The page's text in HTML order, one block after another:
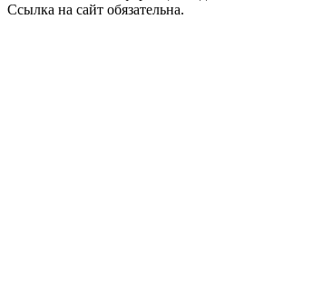
Ссылка на сайт обязательна.